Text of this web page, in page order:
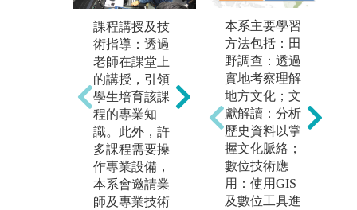
課程講授及技
術指導：透過
老師在課堂上
的講授，引領
學生培育該課
程的專業知
識。此外，許
多課程需要操
作專業設備，
本系會邀請業
師及專業技術
語言練習：本
系強調本土語
言的學習，多
學習一種語言
就是增加一項
能力，語言的
熟練需要反覆
的練習，經由
高強度的練習
就會達到效
果。
本系主要學習
方法包括：田
野調查：透過
實地考察理解
地方文化；文
獻解讀：分析
歷史資料以掌
握文化脈絡；
數位技術應
用：使用GIS
及數位工具進